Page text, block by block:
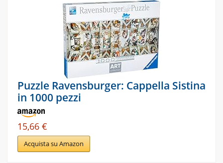
Puzzle Ravensburger: Cappella Sistina
in 1000 pezzi
15,66 €
Acquista su Amazon